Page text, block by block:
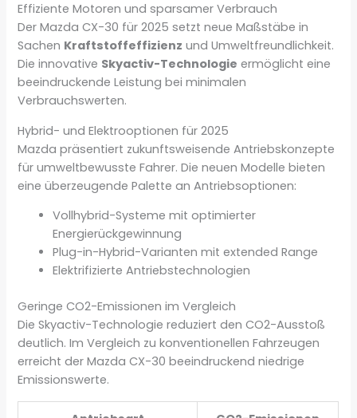
Effiziente Motoren und sparsamer Verbrauch
Der Mazda CX-30 für 2025 setzt neue Maßstäbe in
Sachen Kraftstoffeffizienz und Umweltfreundlichkeit.
Die innovative Skyactiv-Technologie ermöglicht eine
beeindruckende Leistung bei minimalen
Verbrauchswerten.
Hybrid- und Elektrooptionen für 2025
Mazda präsentiert zukunftsweisende Antriebskonzepte
für umweltbewusste Fahrer. Die neuen Modelle bieten
eine überzeugende Palette an Antriebsoptionen:
Vollhybrid-Systeme mit optimierter
Energierückgewinnung
Plug-in-Hybrid-Varianten mit extended Range
Elektrifizierte Antriebstechnologien
Geringe CO2-Emissionen im Vergleich
Die Skyactiv-Technologie reduziert den CO2-Ausstoß
deutlich. Im Vergleich zu konventionellen Fahrzeugen
erreicht der Mazda CX-30 beeindruckend niedrige
Emissionswerte.